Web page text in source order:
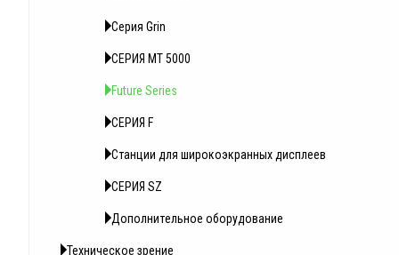
Серия Grin
СЕРИЯ MT 5000
Future Series
СЕРИЯ F
Станции для широкоэкранных дисплеев
СЕРИЯ SZ
Дополнитeльное oбoрудование
Техническое зрение